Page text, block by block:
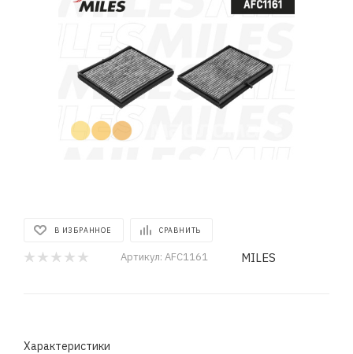
В ИЗБРАННОЕ СРАВНИТЬ
Артикул: AFC1161 MILES
Характеристики